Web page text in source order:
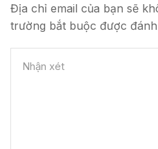
Địa chỉ email của bạn sẽ
trường bắt buộc được